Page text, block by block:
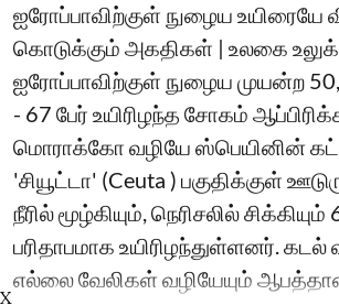
ஐரோப்பாவிற்குள் நுழைய உயிரையே
கொடுக்கும் அகதிகள் | உலகை
ஐரோப்பாவிற்குள் நுழைய முயன்ற
- 67 பேர் உயிரிழந்த சோகம்
மொராக்கோ வழியே ஸ்பெயினின்
'சியூட்டா' (Ceuta ) பகுதிக்குள்
நீரில் மூழ்கியும், நெரிசலில் சிக்கியும்
பரிதாபமாக உயிரிழந்துள்ளனர். கடல்
எல்லை வேலிகள் வழியேயும்
X